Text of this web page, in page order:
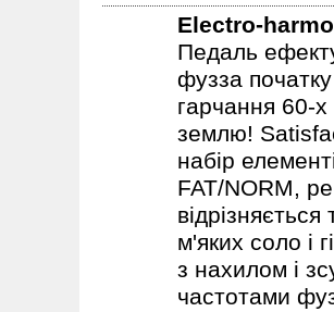
Electro-
Педаль
фузза
гарчання 60-
землю!
набір
FAT/NORM,
м'яких соло і
з нахилом і
частотами